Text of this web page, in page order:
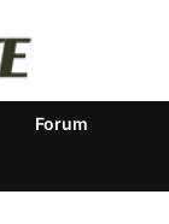
Forum